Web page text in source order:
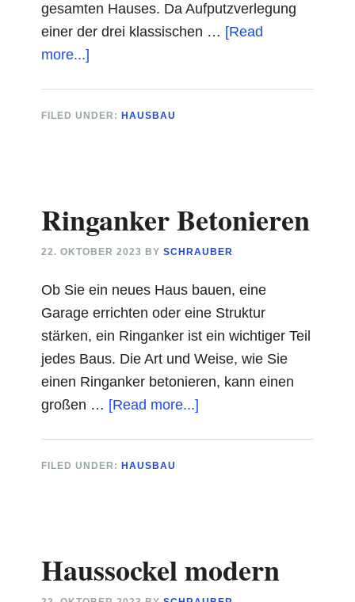
gesamten Hauses. Da Aufputzverlegung
einer der drei klassischen … [Read
more...]
Schön
FILED UNDER: HAUSBAU
Ringanker Betonieren
22. OKTOBER 2023 BYSCHRAUBER
Ob Sie ein neues Haus bauen, eine
Garage errichten oder eine Struktur
stärken, ein Ringanker ist ein wichtiger Teil
jedes Baus. Die Art und Weise, wie Sie
einen Ringanker betonieren, kann einen
großen … [Read more...]
FILED UNDER: HAUSBAU
Haussockel modern